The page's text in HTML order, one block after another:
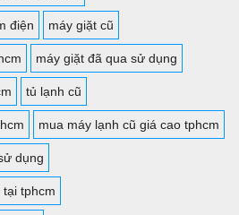
điện máy giặt cũ
máy giặt đã qua sử dụng
tủ lạnh cũ
mua máy lạnh cũ giá cao tphcm
dụng
tphcm